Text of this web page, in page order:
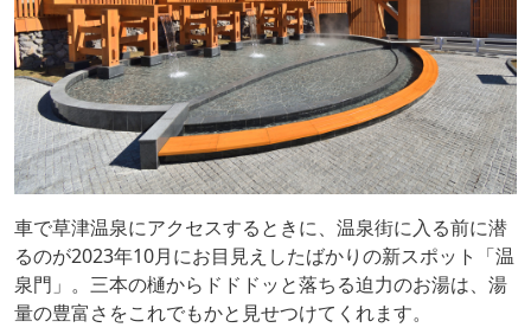
車で草津温泉にアクセスするときに、温泉街に入る前に潜
るのが2023年10月にお目見えしたばかりの新スポット「温
泉門」。三本の樋からドドドッと落ちる迫力のお湯は、湯
量の豊富さをこれでもかと見せつけてくれます。